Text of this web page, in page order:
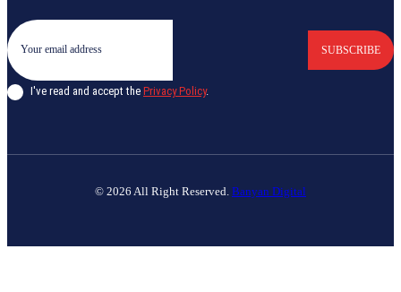
SUBSCRIBE
I've read and accept the Privacy Policy.
© 2026 All Right Reserved. Banyan Digital